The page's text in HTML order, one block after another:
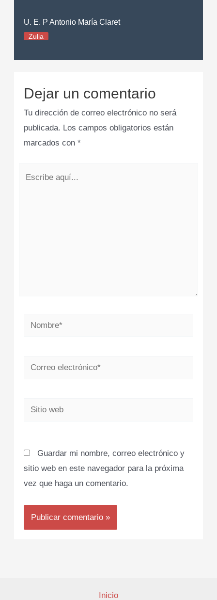
U. E. P Antonio María Claret
Zulia
Dejar un comentario
Tu dirección de correo electrónico no será
publicada. Los campos obligatorios están
marcados con*
Nombre*
Correo
Sitio
Guardar mi nombre, correo electrónico y
sitio web en este navegador para la próxima
vez que haga un comentario.
Inicio